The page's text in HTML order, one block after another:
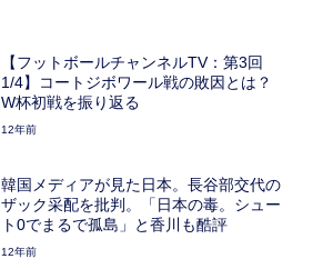
【フットボールチャンネルTV：第3回
1/4】コートジボワール戦の敗因とは？
W杯初戦を振り返る
12年前
韓国メディアが見た日本。長谷部交代の
ザック采配を批判。「日本の毒。シュー
ト0でまるで孤島」と香川も酷評
12年前